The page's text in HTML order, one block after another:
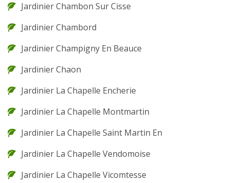
Jardinier Chambon Sur Cisse
Jardinier Chambord
Jardinier Champigny En Beauce
Jardinier Chaon
Jardinier La Chapelle Encherie
Jardinier La Chapelle Montmartin
Jardinier La Chapelle Saint Martin En
Jardinier La Chapelle Vendomoise
Jardinier La Chapelle Vicomtesse